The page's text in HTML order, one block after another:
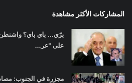
المشاركات الأكثر مشاهدة
برّي... باي باي؟
على "عر...